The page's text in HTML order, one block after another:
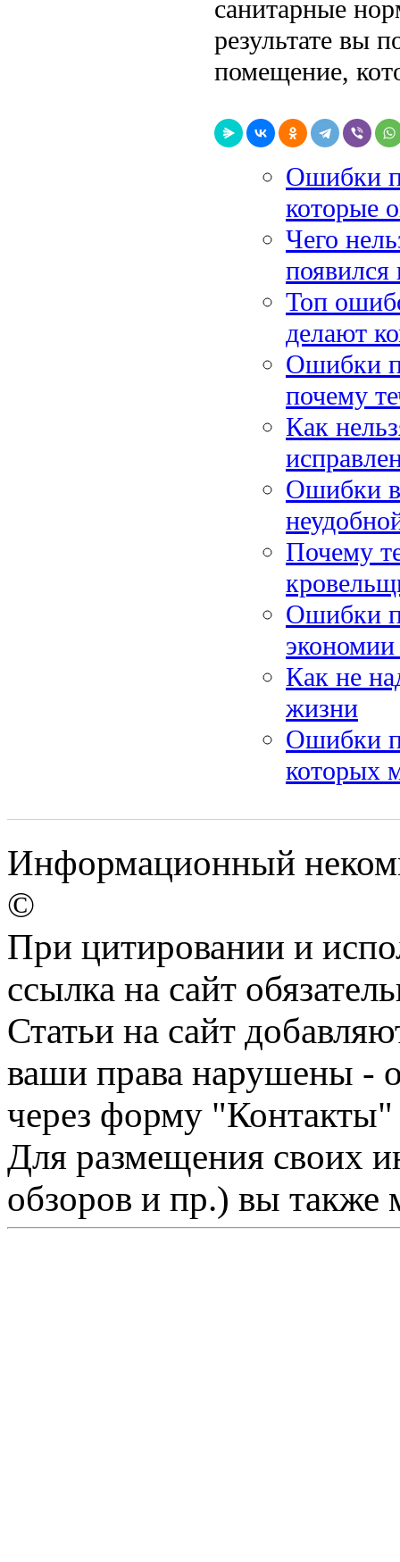
санитарные
результате вы
помещение,
Ошибки
которые
Чего
появился
Топ
делают
Ошибки
почему
Как
Ошибки в
Почему
Ошибки
экономии
Как не
жизни
Ошибки
которых
Информационный
©
При цитировании и
ссылка на сайт
Статьи на сайт
ваши права нарушены -
через форму "Контакты"
Для размещения своих
обзоров и пр.) вы также